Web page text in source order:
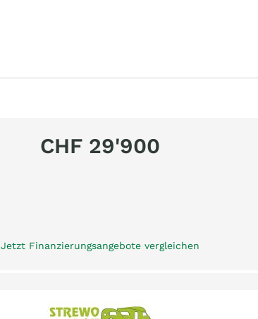
CHF 29'900
Jetzt Finanzierungsangebote vergleichen